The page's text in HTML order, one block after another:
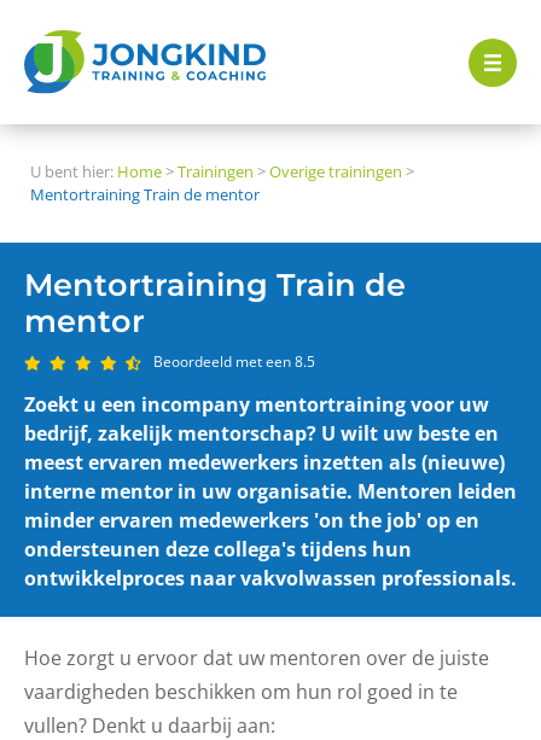
U bent hier: Home>Trainingen >Overige trainingen >
Mentortraining Train de mentor
Mentortraining Train de
mentor
Beoordeeld met een 8.5
Zoekt u een incompany mentortraining voor uw
bedrijf, zakelijk mentorschap? U wilt uw beste en
meest ervaren medewerkers inzetten als (nieuwe)
interne mentor in uw organisatie. Mentoren leiden
minder ervaren medewerkers 'on the job' op en
ondersteunen deze collega's tijdens hun
ontwikkelproces naar vakvolwassen professionals.
Hoe zorgt u ervoor dat uw mentoren over de juiste
vaardigheden beschikken om hun rol goed in te
vullen? Denkt u daarbij aan: